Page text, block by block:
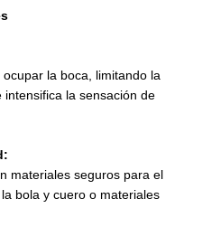
la boca, limitando la
la sensación de
materiales seguros para el
bola y cuero o materiales